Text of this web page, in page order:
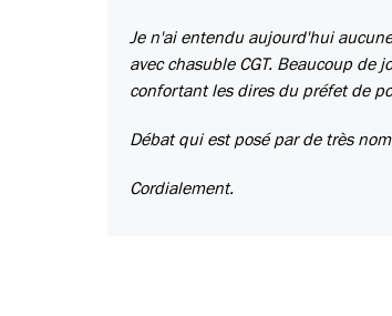
Je n'ai entendu aujourd'hui
avec chasuble CGT. Beaucoup de
confortant les dires du préfet de
Débat qui est posé par de très
Cordialement.